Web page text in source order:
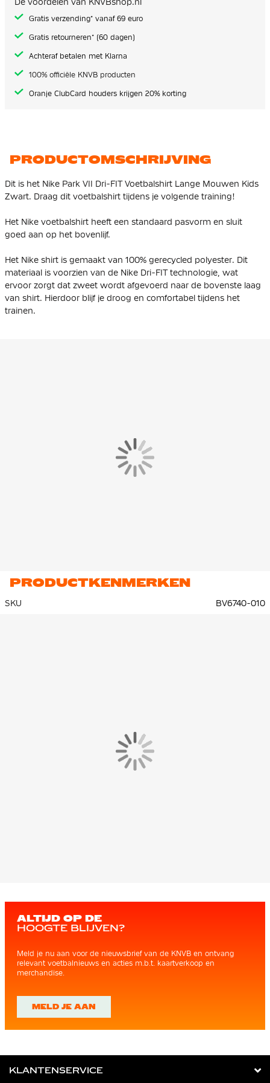
gallerij
Gratis verzending* vanaf 69 euro
Gratis retourneren* (60 dagen)
Achteraf betalen met Klarna
100% officiële KNVB producten
Oranje ClubCard houders krijgen 20% korting
PRODUCTOMSCHRIJVING
Dit is het Nike Park VII Dri-FIT Voetbalshirt Lange Mouwen Kids
Zwart. Draag dit voetbalshirt tijdens je volgende training!
Het Nike voetbalshirt heeft een standaard pasvorm en sluit
goed aan op het bovenlijf.
Het Nike shirt is gemaakt van 100% gerecycled polyester. Dit
materiaal is voorzien van de Nike Dri-FIT technologie, wat
ervoor zorgt dat zweet wordt afgevoerd naar de bovenste laag
van shirt. Hierdoor blijf je droog en comfortabel tijdens het
trainen.
PRODUCTKENMERKEN
SKU BV6740-010
ALTIJD OP DE
HOOGTE BLIJVEN?
Meld je nu aan voor de nieuwsbrief van de KNVB en ontvang
relevant voetbalnieuws en acties m.b.t. kaartverkoop en
merchandise.
MELD JE AAN
KLANTENSERVICE